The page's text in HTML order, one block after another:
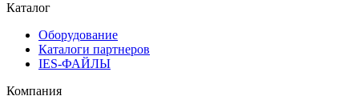
Каталог
Оборудование
Каталоги партнеров
IES-ФАЙЛЫ
Компания